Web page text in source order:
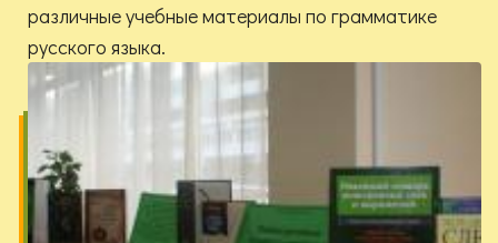
различные учебные материалы по грамматике
русского языка.